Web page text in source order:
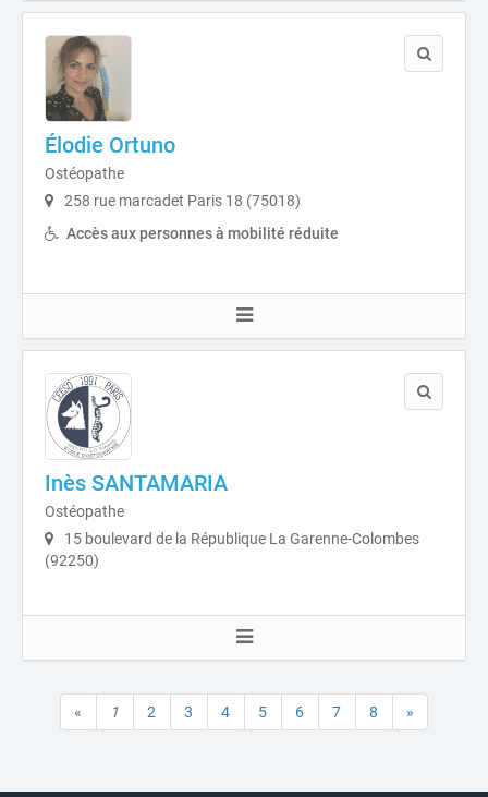
Élodie Ortuno
Ostéopathe
258 rue marcadet Paris 18 (75018)
Accès aux personnes à mobilité réduite
Inès SANTAMARIA
Ostéopathe
15 boulevard de la République La Garenne-Colombes
(92250)
« 1 2 3 4 5 6 7 8 »